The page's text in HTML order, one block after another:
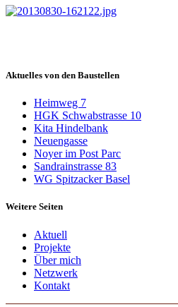
Aktuelles von den Baustellen
Heimweg 7
HGK Schwabstrasse 10
Kita Hindelbank
Neuengasse
Noyer im Post Parc
Sandrainstrasse 83
WG Spitzacker Basel
Weitere Seiten
Aktuell
Projekte
Über mich
Netzwerk
Kontakt